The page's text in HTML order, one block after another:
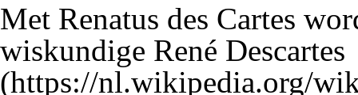
Met Renatus des Cartes
wiskundige René Descartes